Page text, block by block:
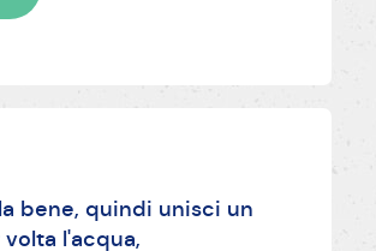
bene, quindi unisci un
l'acqua,